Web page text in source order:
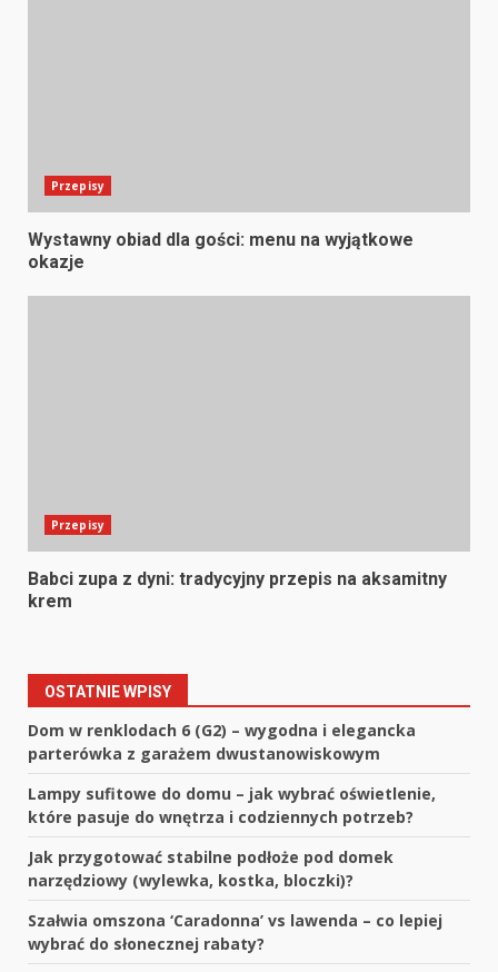
Przepisy
Wystawny obiad dla gości: menu na wyjątkowe
okazje
Przepisy
Babci zupa z dyni: tradycyjny przepis na aksamitny
krem
OSTATNIE WPISY
Dom w renklodach 6 (G2) – wygodna i elegancka
parterówka z garażem dwustanowiskowym
Lampy sufitowe do domu – jak wybrać oświetlenie,
które pasuje do wnętrza i codziennych potrzeb?
Jak przygotować stabilne podłoże pod domek
narzędziowy (wylewka, kostka, bloczki)?
Szałwia omszona ‘Caradonna’ vs lawenda – co lepiej
wybrać do słonecznej rabaty?